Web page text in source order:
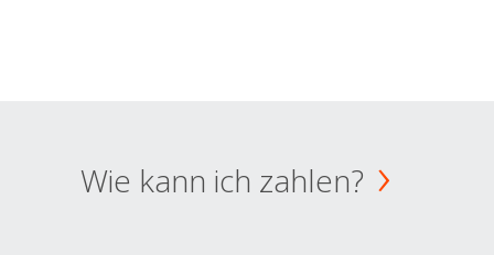
Wie kann ich zahlen?